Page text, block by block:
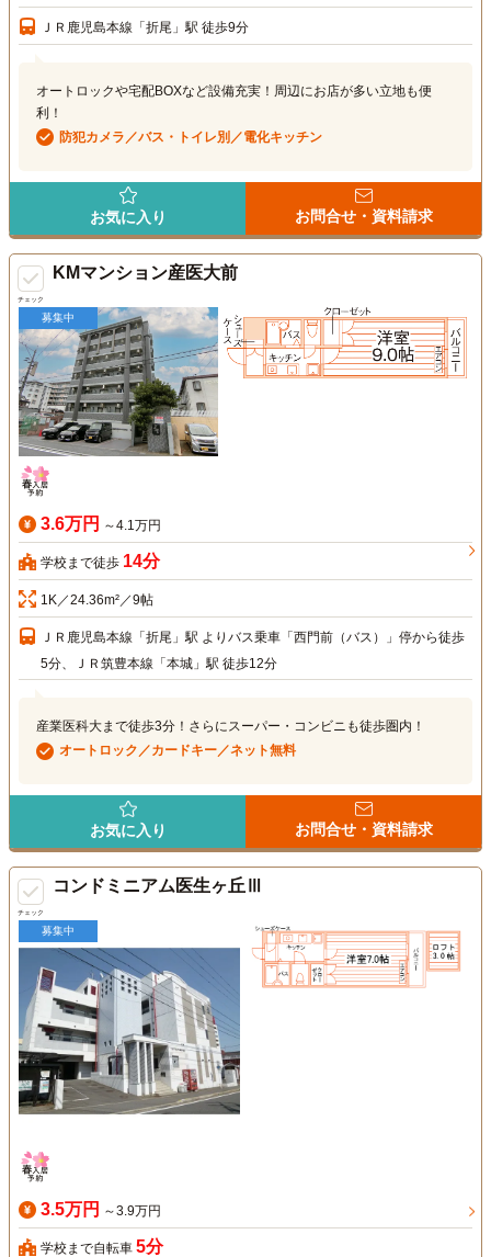
ＪＲ鹿児島本線「折尾」駅 徒歩9分
オートロックや宅配BOXなど設備充実！周辺にお店が多い立地も便
利！
防犯カメラ／バス・トイレ別／電化キッチン
お気に入り お問合せ・資料請求
チェック
KMマンション産医大前
募集中
3.6万円 ～4.1万円
学校まで徒歩 14分
1K／24.36m²／9帖
ＪＲ鹿児島本線「折尾」駅 よりバス乗車「西門前（バス）」停から徒歩
5分、ＪＲ筑豊本線「本城」駅 徒歩12分
産業医科大まで徒歩3分！さらにスーパー・コンビニも徒歩圏内！
オートロック／カードキー／ネット無料
お気に入り お問合せ・資料請求
チェック
コンドミニアム医生ヶ丘Ⅲ
募集中
3.5万円 ～3.9万円
学校まで自転車 5分